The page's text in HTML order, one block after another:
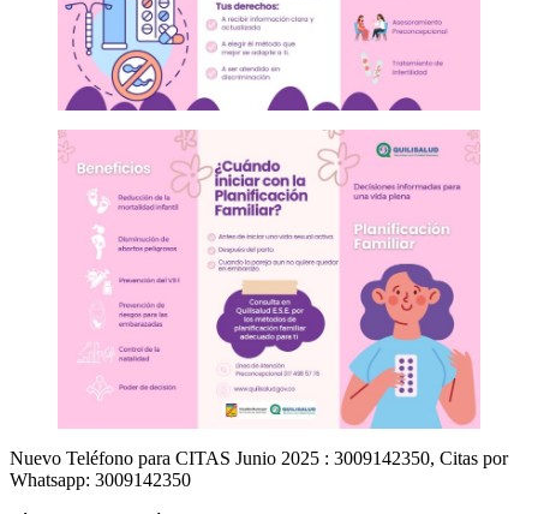
Nuevo Teléfono para CITAS Junio 2025 : 3009142350, Citas por
Whatsapp: 3009142350